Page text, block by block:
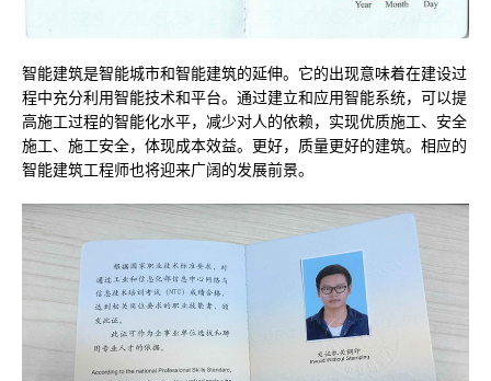
智能建筑是智能城市和智能建筑的延伸。它的出现意味着在建设过
程中充分利用智能技术和平台。通过建立和应用智能系统，可以提
高施工过程的智能化水平，减少对人的依赖，实现优质施工、安全
施工、施工安全，体现成本效益。更好，质量更好的建筑。相应的
智能建筑工程师也将迎来广阔的发展前景。